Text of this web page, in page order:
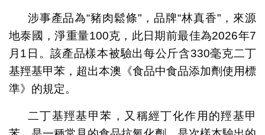
涉事產品為“豬肉鬆條"，品牌“林真香"，來源
地泰國，淨重量100克，此日期前最佳為2026年7
月1日。該產品樣本被驗出每公斤含330毫克二丁
基羥基甲苯，超出本澳《食品中食品添加劑使用標
準》的規定。
二丁基羥基甲苯，又稱經丁化作用的羥基甲